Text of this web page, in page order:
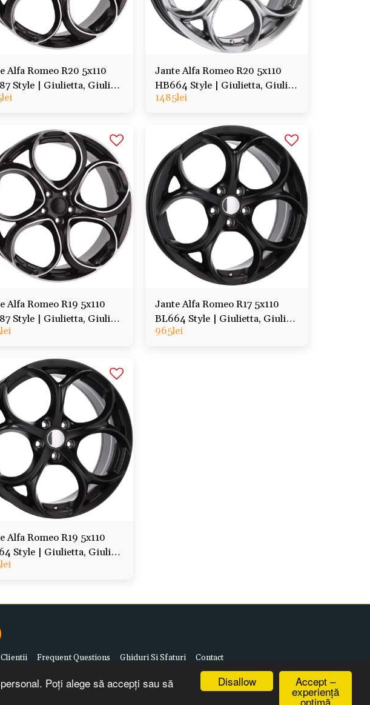
Accept –
experiență
optimă
Disallow
Poți alege să accepți sau să
Alfa Romeo R20 5x110
Style | Giulietta, Giulia,
Tonale, Veloce
lei
Jante Alfa Romeo R20 5x110
HB664 Style | Giulietta, Giulia,
Stelvio, Tonale, Veloce
1485lei
Alfa Romeo R19 5x110
Style | Giulietta, Giulia,
Tonale, Veloce
lei
Jante Alfa Romeo R17 5x110
BL664 Style | Giulietta, Giulia,
Stelvio, Tonale, Veloce
965lei
Alfa Romeo R19 5x110
Style | Giulietta, Giulia,
Tonale, Veloce
lei
Clientii Frequent Questions Ghiduri Si Sfaturi Contact
-Rimnova
de returnare